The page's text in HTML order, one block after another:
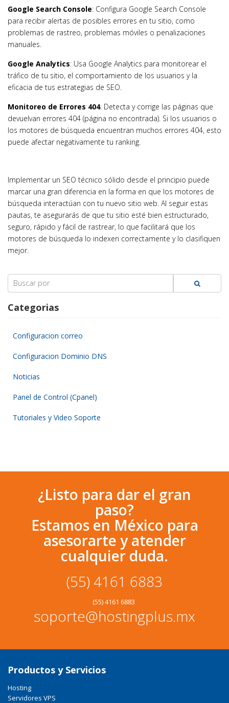
Google Search Console: Configura Google Search Console
para recibir alertas de posibles errores en tu sitio, como
problemas de rastreo, problemas móviles o penalizaciones
manuales.
Google Analytics: Usa Google Analytics para monitorear el
tráfico de tu sitio, el comportamiento de los usuarios y la
eficacia de tus estrategias de SEO.
Monitoreo de Errores 404: Detecta y corrige las páginas que
devuelvan errores 404 (página no encontrada). Si los usuarios o
los motores de búsqueda encuentran muchos errores 404, esto
puede afectar negativamente tu ranking.
Implementar un SEO técnico sólido desde el principio puede
marcar una gran diferencia en la forma en que los motores de
búsqueda interactúan con tu nuevo sitio web. Al seguir estas
pautas, te asegurarás de que tu sitio esté bien estructurado,
seguro, rápido y fácil de rastrear, lo que facilitará que los
motores de búsqueda lo indexen correctamente y lo clasifiquen
mejor.
Search
for:
Categorias
Configuracion correo
Configuracion Dominio DNS
Noticias
Panel de Control (Cpanel)
Tutoriales y Video Soporte
¿Listo para dar el gran
paso?
Estamos en México para
asesorarte y atender
cualquier duda.
(55) 4161 6883
(55) 4161 6883
soporte@hostingplus.mx
Productos y Servicios
Hosting
Servidores VPS